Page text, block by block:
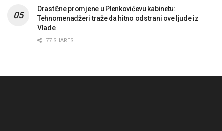
Drastične promjene u Plenkovićevu kabinetu:
Tehnomenadžeri traže da hitno odstrani ove ljude iz
Vlade
77 SHARES